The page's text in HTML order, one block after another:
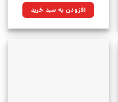
۲۸۶,۰۰۰تومان
بود.
۲۰۴,۴۹۰تومان.افزودن به سبد خرید